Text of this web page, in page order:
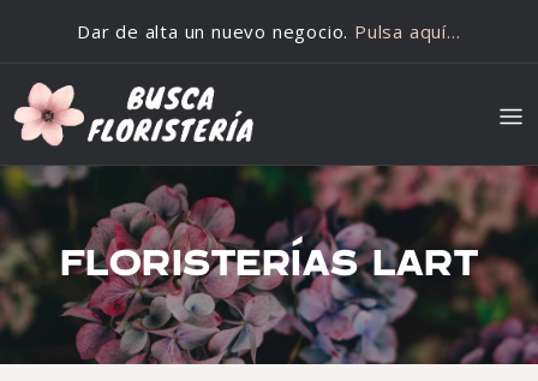
Dar de alta un nuevo negocio. Pulsa aquí…
FLORISTERÍAS LART